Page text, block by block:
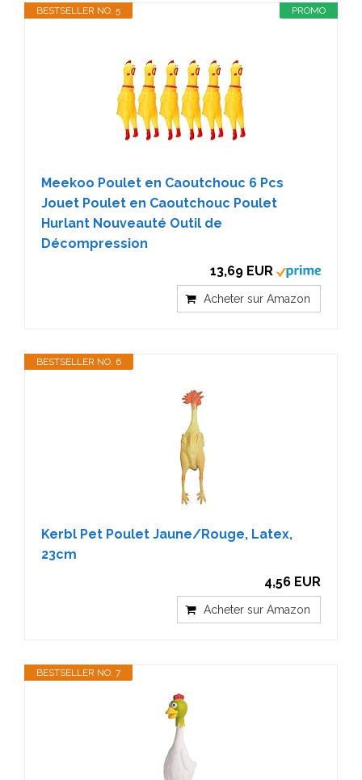
PROMO
BESTSELLER NO. 5
Meekoo Poulet en Caoutchouc 6 Pcs
Jouet Poulet en Caoutchouc Poulet
Hurlant Nouveauté Outil de
Décompression
13,69 EUR
Acheter sur Amazon
BESTSELLER NO. 6
Kerbl Pet Poulet Jaune/Rouge, Latex,
23cm
4,56 EUR
Acheter sur Amazon
BESTSELLER NO. 7